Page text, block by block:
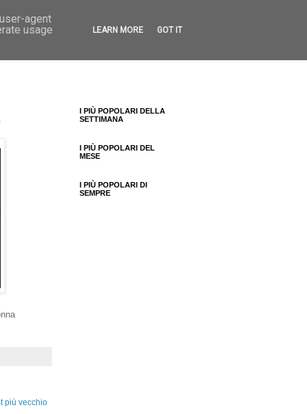
più vecchio
I PIÙ POPOLARI DELLA
SETTIMANA
I PIÙ POPOLARI DEL
MESE
I PIÙ POPOLARI DI
SEMPRE
agent
usage
LEARN MORE GOT IT